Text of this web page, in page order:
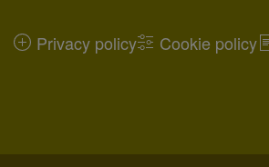
Privacy policy Cookie policy